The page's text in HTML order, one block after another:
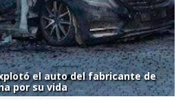
el auto del fabricante de
por su vida